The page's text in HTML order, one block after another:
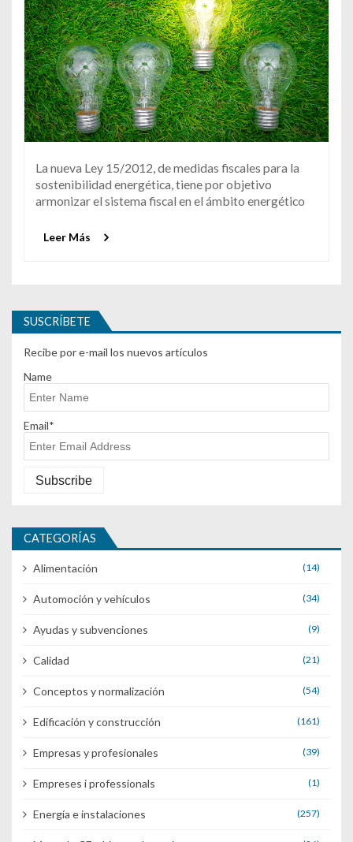
La nueva Ley 15/2012, de medidas fiscales para la
sostenibilidad energética, tiene por objetivo
armonizar el sistema fiscal en el ámbito energético
Leer Más
SUSCRÍBETE
Recibe por e-mail los nuevos artículos
Name
Email*
CATEGORÍAS
Alimentación (14)
Automoción y vehículos (34)
Ayudas y subvenciones (9)
Calidad (21)
Conceptos y normalización (54)
Edificación y construcción (161)
Empresas y profesionales (39)
Empreses i professionals (1)
Energía e instalaciones (257)